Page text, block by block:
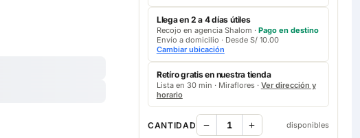
Llega en 2 a 4 días útiles
Recojo en agencia Shalom · Pago en destino
Envío a domicilio · Desde S/ 10.00
Cambiar ubicación
Retíro gratis en nuestra tienda
Lista en 30 min · Miraflores · Ver dirección y
horario
CANTIDAD disponibles